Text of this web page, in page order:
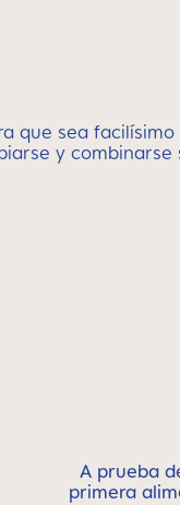
que sea
y combinarse
A prueba
primera